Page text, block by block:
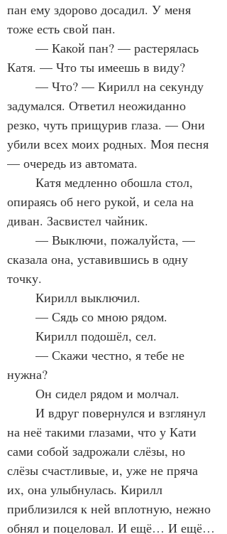
пан ему здорово досадил. У меня
тоже есть свой пан.
Катя. — Что ты имеешь в виду?
задумался. Ответил неожиданно
резко, чуть прищурив глаза. — Они
убили всех моих родных. Моя песня
— очередь из автомата.
опираясь об него рукой, и села на
диван. Засвистел чайник.
сказала она, уставившись в одну
точку.
	Кирилл выключил.
	— Сядь со мною рядом.
	Кирилл подошёл, сел.
нужна?
	Он сидел рядом и молчал.
на неё такими глазами, что у Кати
сами собой задрожали слёзы, но
слёзы счастливые, и, уже не пряча
их, она улыбнулась. Кирилл
приблизился к ней вплотную, нежно
обнял и поцеловал. И ещё… И ещё…